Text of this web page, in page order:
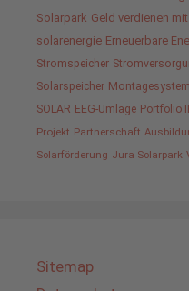
Solarpark Geld verdienen mit
solarenergie Erneuerbare
Stromspeicher
Solarspeicher Montagesystem
SOLAR EEG-Umlage Portfolio
Projekt Partnerschaft
Solarförderung Jura Solarpark
Sitemap